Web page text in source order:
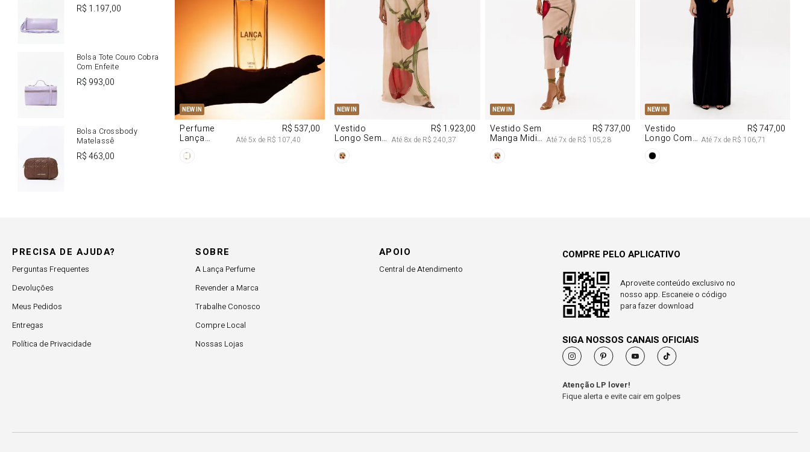
R$ 1.197,00
Bolsa Tote Couro Cobra
Com Enfeite
R$ 993,00
Bolsa Crossbody
Matelassê
R$463,00
NEW IN
U
Perfume
Lança
R$ 537,00
Até 5x de R$ 107,40
NEW IN
G
Vestido
Longo Sem
Chiffon
R$ 1.923,00
Até 8x de R$ 240,37
NEW IN
PP M
Vestido Sem
Manga Midi
Morango
R$ 737,00
Até7x de R$ 105,28
NEW IN
PP M
Vestido
Longo Com
Na Frente
R$ 747,00
Até7x de R$ 106,71
PRECISA DE AJUDA?
Perguntas Frequentes
Devoluções
Meus Pedidos
Entregas
Política de Privacidade
SOBRE
A Lança Perfume
Revender a Marca
Trabalhe Conosco
Compre Local
Nossas Lojas
APOIO
Central de Atendimento
COMPRE PELO APLICATIVO
Aproveite conteúdo exclusivo no
nosso app. Escaneie o código
para fazer download
SIGA NOSSOS CANAIS OFICIAIS
Atenção LP lover!
Fique alerta e evite cair em golpes